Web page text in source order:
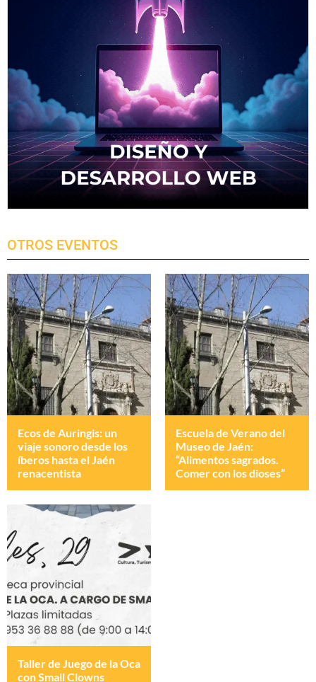
OTROS EVENTOS
Ecos de Auringis: un
viaje sonoro desde los
íberos hasta el Jaén
renacentista
Escuela de Verano del
Museo de Jaén:
“Alimentos sagrados.
Comer con los dioses”
Taller de Juego de la Oca
con Small Clowns